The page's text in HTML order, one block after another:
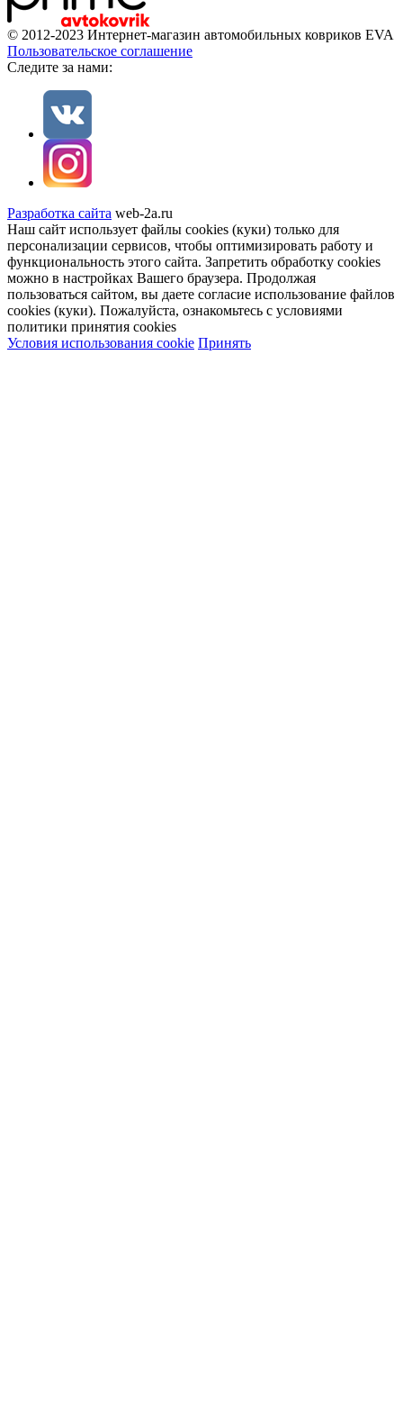
© 2012-2023 Интернет-магазин автомобильных ковриков EVA
Пользовательское соглашение
Cледите за нами:
Разработка сайта web-2a.ru
Наш сайт использует файлы cookies (куки) только для
персонализации сервисов, чтобы оптимизировать работу и
функциональность этого сайта. Запретить обработку cookies
можно в настройках Вашего браузера. Продолжая
пользоваться сайтом, вы даете согласие использование файлов
cookies (куки). Пожалуйста, ознакомьтесь с условиями
политики принятия сookies
Условия использования cookie Принять